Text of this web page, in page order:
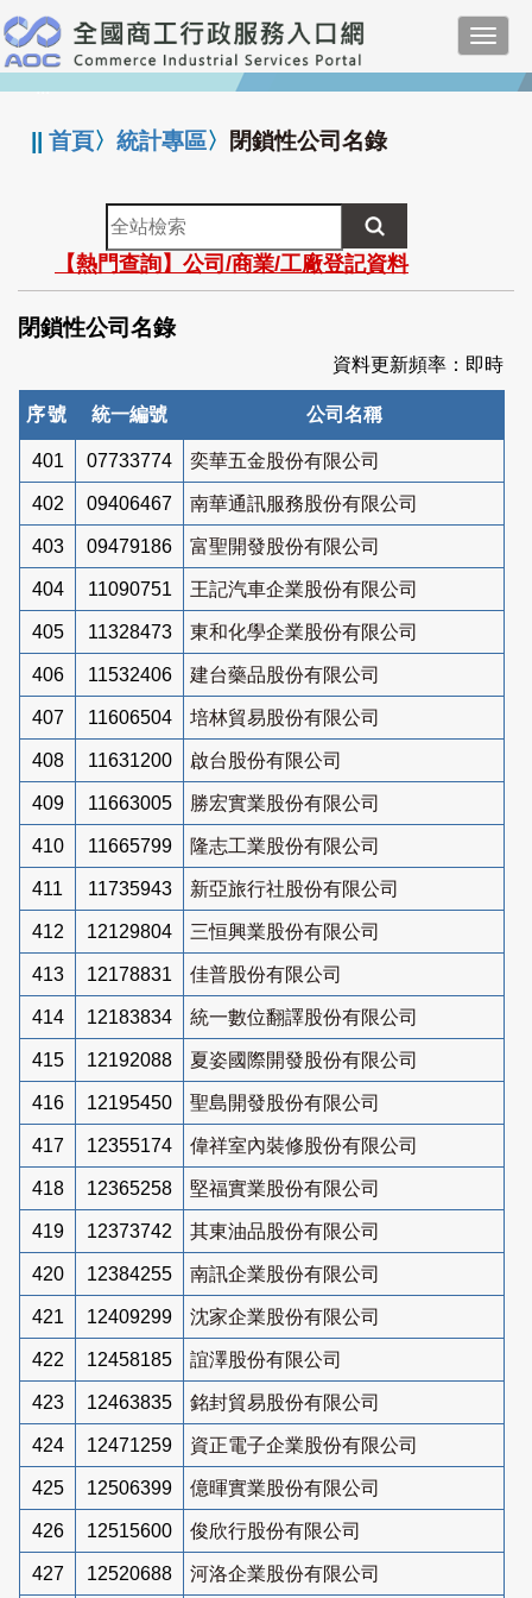
跳
到
主
要
:::
||首頁〉統計專區〉 閉鎖性公司名錄
全
站
檢
索
【熱門查詢】公司/商業/工廠登記資料
閉鎖性公司名錄
資料更新頻率：即時
序號 統一編號 公司名稱
401 07733774 奕華五金股份有限公司
402 09406467 南華通訊服務股份有限公司
403 09479186 富聖開發股份有限公司
404 11090751 王記汽車企業股份有限公司
405 11328473 東和化學企業股份有限公司
406 11532406 建台藥品股份有限公司
407 11606504 培林貿易股份有限公司
408 11631200 啟台股份有限公司
409 11663005 勝宏實業股份有限公司
410 11665799 隆志工業股份有限公司
411 11735943 新亞旅行社股份有限公司
412 12129804 三恒興業股份有限公司
413 12178831 佳普股份有限公司
414 12183834 統一數位翻譯股份有限公司
415 12192088 夏姿國際開發股份有限公司
416 12195450 聖島開發股份有限公司
417 12355174 偉祥室內裝修股份有限公司
418 12365258 堅福實業股份有限公司
419 12373742 其東油品股份有限公司
420 12384255 南訊企業股份有限公司
421 12409299 沈家企業股份有限公司
422 12458185 誼澤股份有限公司
423 12463835 銘封貿易股份有限公司
424 12471259 資正電子企業股份有限公司
425 12506399 億暉實業股份有限公司
426 12515600 俊欣行股份有限公司
427 12520688 河洛企業股份有限公司